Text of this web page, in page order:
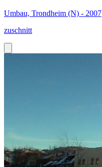
Umbau, Trondheim (N) - 2007
zuschnitt